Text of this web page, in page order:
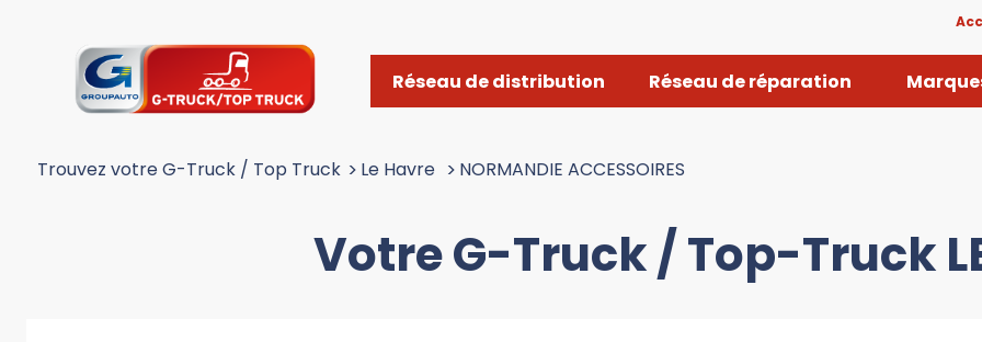
Réseau de distribution Réseau de réparation
Trouvez votre G-Truck / Top Truck > Le Havre > NORMANDIE ACCESSOIRES
Votre G-Truck / Top-Truck